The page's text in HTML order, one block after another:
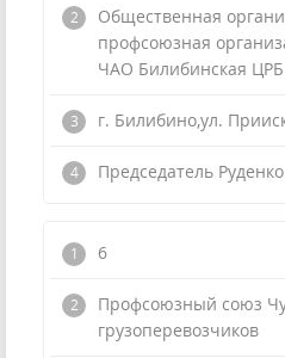
Общественная
профсоюзная
ЧАО Билибинская ЦРБ
г. Билибино,ул.
Председатель
6
Профсоюзный союз
грузоперевозчиков